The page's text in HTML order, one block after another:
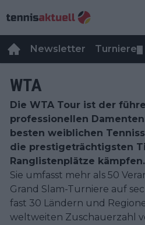
Newsletter Turniere
WTA
Die WTA Tour ist der
professionellen
besten weiblichen
die prestigeträchtigsten
Ranglistenplätze kämpfen.
Sie umfasst mehr als 50
Grand Slam-Turniere auf
fast 30 Ländern und
weltweiten Zuschauerzahl